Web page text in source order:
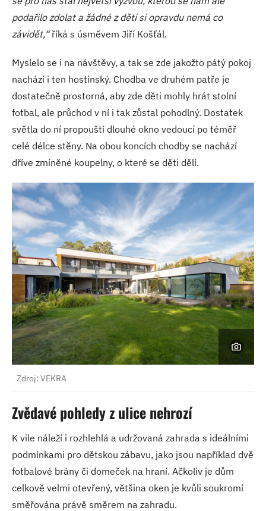
podařilo zdolat a žádné z dětí si opravdu nemá co
závidět,“říká s úsměvem Jiří Košťál.
Myslelo se i na návštěvy, a tak se zde jakožto pátý pokoj
nachází i ten hostinský. Chodba ve druhém patře je
dostatečně prostorná, aby zde děti mohly hrát stolní
fotbal, ale průchod v ní i tak zůstal pohodlný. Dostatek
světla do ní propouští dlouhé okno vedoucí po téměř
celé délce stěny. Na obou koncích chodby se nachází
dříve zmíněné koupelny, o které se děti dělí.
Zdroj: VEKRA
Zvědavé pohledy z ulice nehrozí
K vile náleží i rozhlehlá a udržovaná zahrada s ideálními
podmínkami pro dětskou zábavu, jako jsou například dvě
fotbalové brány či domeček na hraní. Ačkoliv je dům
celkově velmi otevřený, většina oken je kvůli soukromí
směřována právě směrem na zahradu.